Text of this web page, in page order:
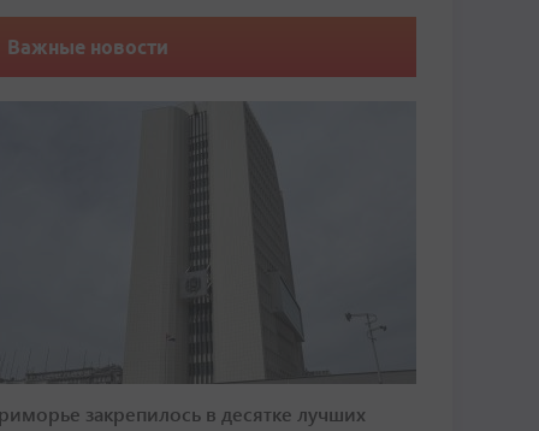
Важные новости
закрепилось в десятке лучших